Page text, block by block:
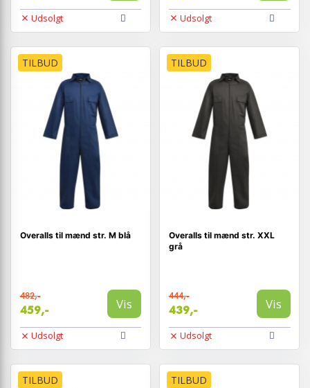
Udsolgt Udsolgt
TILBUD
Overalls til mænd str. M blå
482,-
459,- Vis
Udsolgt
TILBUD
Overalls til mænd str. XXL
grå
444,-
439,- Vis
Udsolgt
TILBUD TILBUD